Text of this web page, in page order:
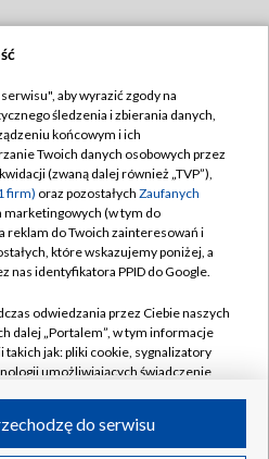
TVP
TVP
prywatności
zgody
Pomoc
Kontakt
Kanały
aby wyrazić zgody na
śledzenia i zbierania danych,
końcowym i ich
Twoich danych osobowych przez
(zwaną dalej również „TVP”),
firm) oraz pozostałych Zaufanych
marketingowych (w tym do
reklam do Twoich zainteresowań i
które wskazujemy poniżej, a
nas identyfikatora PPID do Google.
odwiedzania przez Ciebie naszych
dalej „Portalem”, w tym informacje
jak: pliki cookie, sygnalizatory
umożliwiających świadczenie
do serwisu